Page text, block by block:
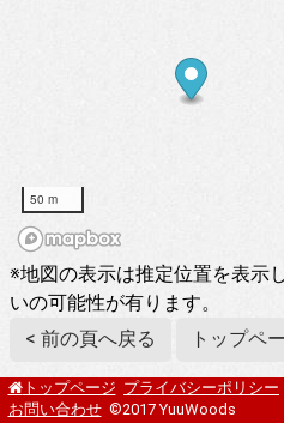
50 m
※地図の表示は推定位置を表示
いの可能性が有ります。
< 前の頁へ戻る
トップペ
トップページ プライバシーポリシー
お問い合わせ ©2017 YuuWoods